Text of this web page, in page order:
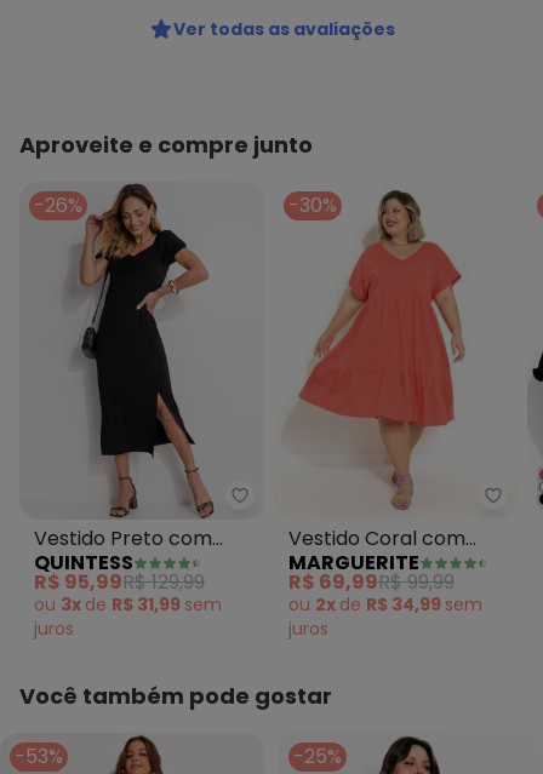
Ver todas as avaliações
Aproveite e compre junto
-26%
Quintess - Vestido Preto com
Vestido Preto com
Fenda na Barra
QUINTESS
R$ 95,99R$ 129,99
ou 3x de R$ 31,99 sem
juros
-30%
Vestido Coral com
Franzidos Plus Size
MARGUERITE
R$ 69,99R$ 99,99
ou 2x de R$ 34,99 sem
juros
Você também pode gostar
-53% -25%